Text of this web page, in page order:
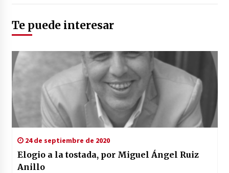
Te puede interesar
24 de septiembre de 2020
Elogio a la tostada, por Miguel Ángel Ruiz
Anillo